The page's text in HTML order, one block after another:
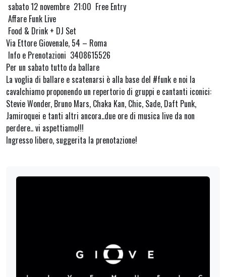
sabato 12 novembre 21:00 Free Entry
Affare Funk Live
Food & Drink + DJ Set
Via Ettore Giovenale, 54 – Roma
Info e Prenotazioni 3408615526
Per un sabato tutto da ballare
La voglia di ballare e scatenarsi è alla base del #funk e noi la
cavalchiamo proponendo un repertorio di gruppi e cantanti iconici:
Stevie Wonder, Bruno Mars, Chaka Kan, Chic, Sade, Daft Punk,
Jamiroquei e tanti altri ancora..due ore di musica live da non
perdere.. vi aspettiamo!!!
Ingresso libero, suggerita la prenotazione!